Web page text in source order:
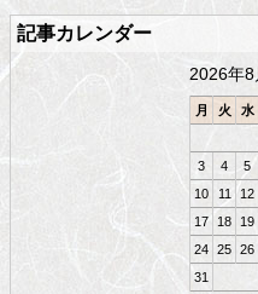
の
先
頭
る
記事カレンダー
2026年8
月 火 水
3
4 5
10
11 12
17
18 19
24 25 26
31